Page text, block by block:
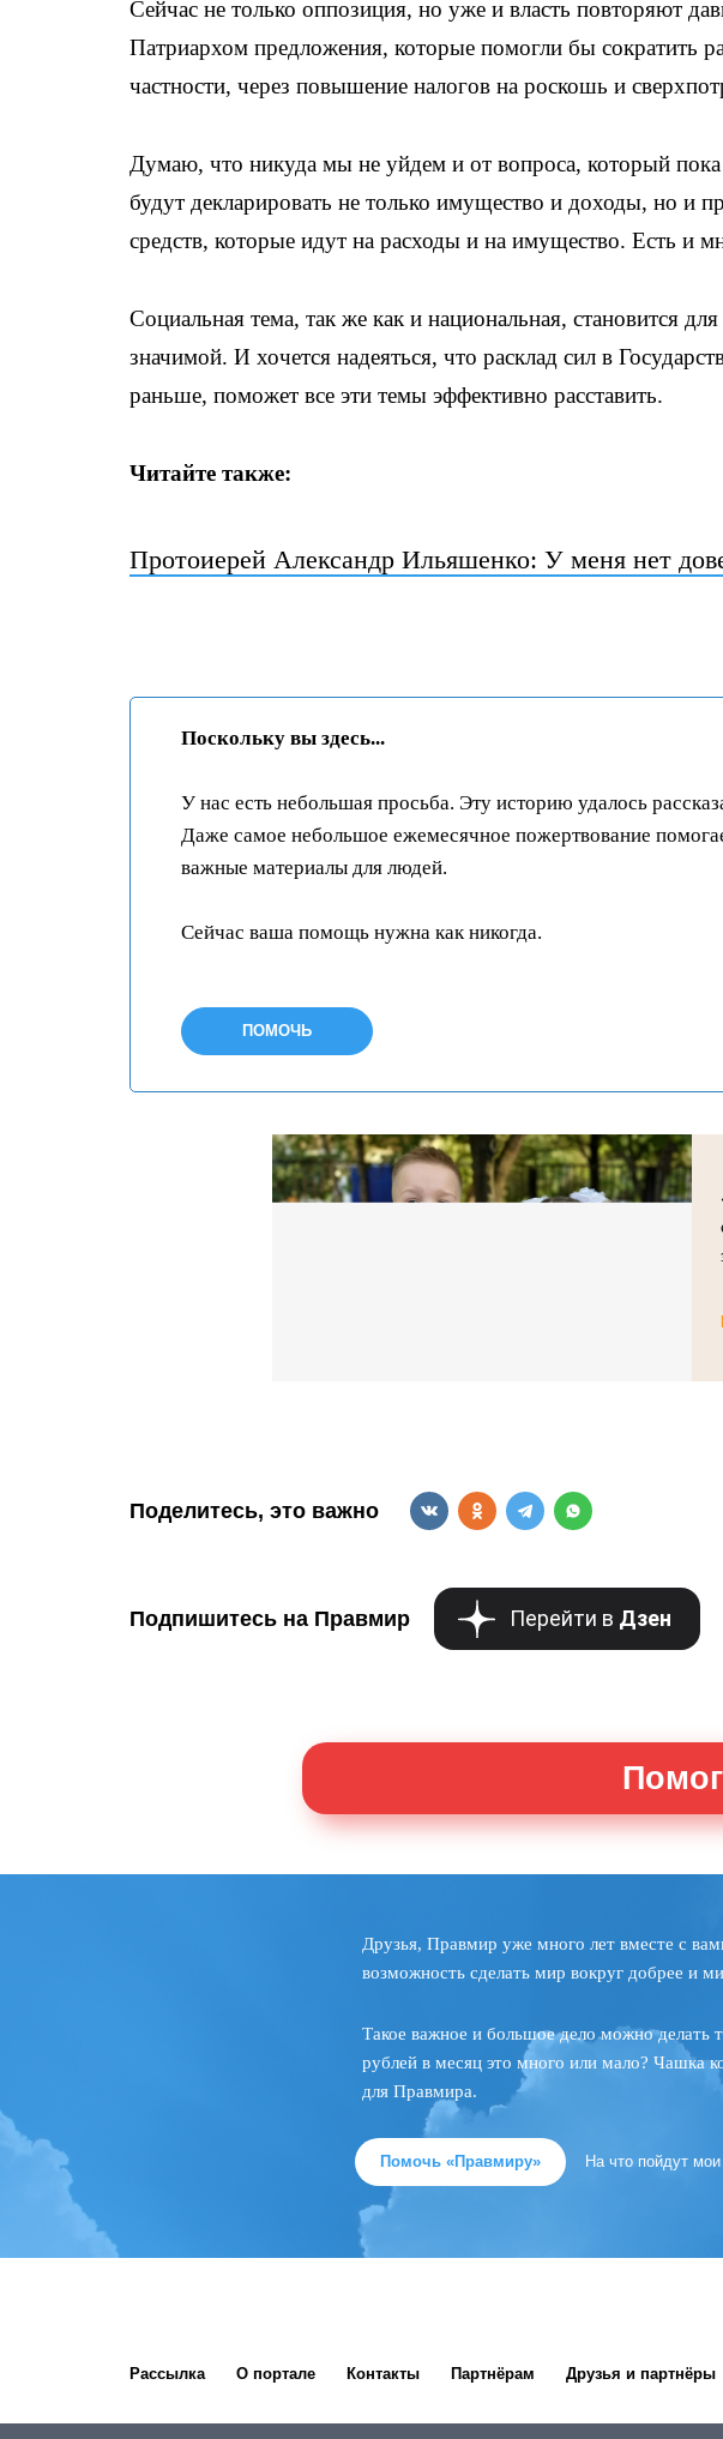
Сейчас не только оппозиция, но уже и власть повторяют
Патриархом предложения, которые помогли бы сократить
частности, через повышение налогов на роскошь и
Думаю, что никуда мы не уйдем и от вопроса, который пока
будут декларировать не только имущество и доходы, но и
средств, которые идут на расходы и на имущество. Есть и
Социальная тема, так же как и национальная, становится
значимой. И хочется надеяться, что расклад сил в
раньше, поможет все эти темы эффективно расставить.
Читайте также:
Протоиерей Александр Ильяшенко: У меня нет
Поскольку вы здесь...
У нас есть небольшая просьба. Эту историю удалось
Даже самое небольшое ежемесячное пожертвование
важные материалы для людей.
Сейчас ваша помощь нужна как никогда.
ПОМОЧЬ
Поделитесь, это важно
Подпишитесь на Правмир Перейти в Дзен
Друзья, Правмир уже много лет вместе с
возможность сделать мир вокруг добрее и
Такое важное и большое дело можно делать
рублей в месяц это много или мало? Чашка
для Правмира.
Помочь «Правмиру» На что пойдут
Рассылка О портале Контакты Партнёрам Друзья и партнёры